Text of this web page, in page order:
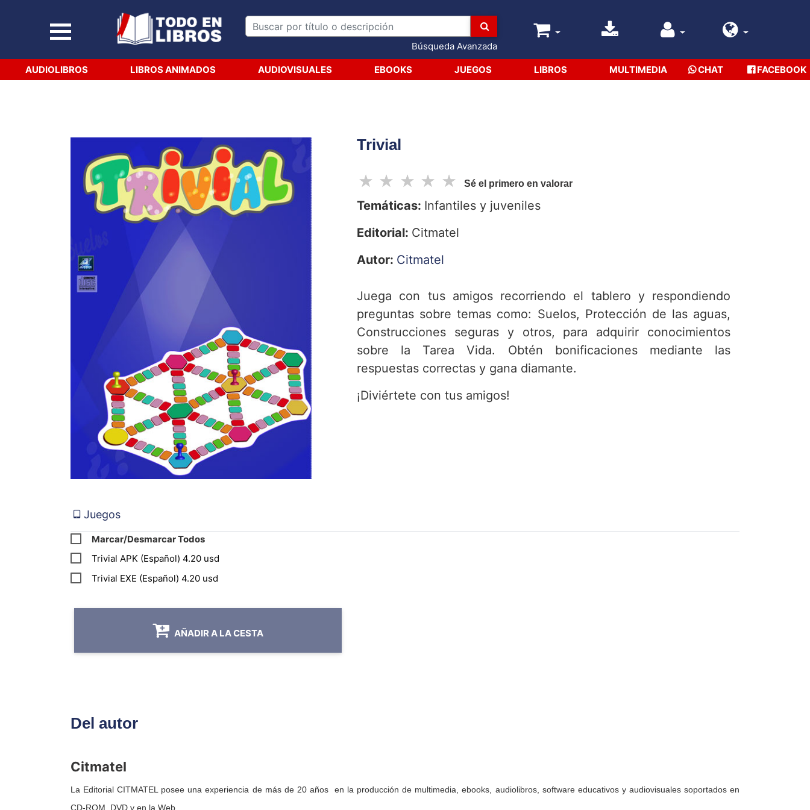
Búsqueda Avanzada
AUDIOLIBROS LIBROS ANIMADOS AUDIOVISUALES EBOOKS JUEGOS LIBROS MULTIMEDIA CHAT FACEBOOK
Trivial
☆
☆
☆
☆
☆ Sé el primero en valorar
Temáticas: Infantiles y juveniles
Editorial: Citmatel
Autor: Citmatel
Juega con tus amigos recorriendo el tablero y respondiendo
preguntas sobre temas como: Suelos, Protección de las aguas,
Construcciones seguras y otros, para adquirir conocimientos
sobre la Tarea Vida. Obtén bonificaciones mediante las
respuestas correctas y gana diamante.
¡Diviértete con tus amigos!
Juegos
Marcar/Desmarcar Todos
Trivial APK (Español) 4.20 usd
Trivial EXE (Español) 4.20 usd
AÑADIR A LA CESTA
Del autor
Citmatel
La Editorial CITMATEL posee una experiencia de más de 20 años en la producción de multimedia, ebooks, audiolibros, software educativos y audiovisuales soportados en
CD-ROM, DVD y en la Web.